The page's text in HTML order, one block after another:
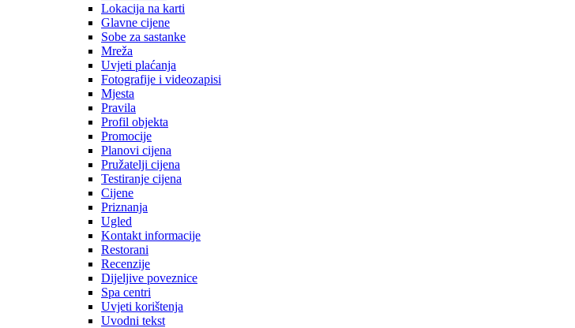
Lokacija na karti
Glavne cijene
Sobe za sastanke
Mreža
Uvjeti plaćanja
Fotografije i videozapisi
Mjesta
Pravila
Profil objekta
Promocije
Planovi cijena
Pružatelji cijena
Testiranje cijena
Cijene
Priznanja
Ugled
Kontakt informacije
Restorani
Recenzije
Dijeljive poveznice
Spa centri
Uvjeti korištenja
Uvodni tekst